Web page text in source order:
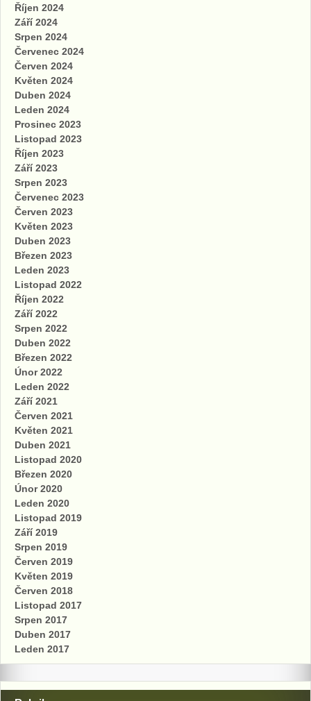
Říjen 2024
Září 2024
Srpen 2024
Červenec 2024
Červen 2024
Květen 2024
Duben 2024
Leden 2024
Prosinec 2023
Listopad 2023
Říjen 2023
Září 2023
Srpen 2023
Červenec 2023
Červen 2023
Květen 2023
Duben 2023
Březen 2023
Leden 2023
Listopad 2022
Říjen 2022
Září 2022
Srpen 2022
Duben 2022
Březen 2022
Únor 2022
Leden 2022
Září 2021
Červen 2021
Květen 2021
Duben 2021
Listopad 2020
Březen 2020
Únor 2020
Leden 2020
Listopad 2019
Září 2019
Srpen 2019
Červen 2019
Květen 2019
Červen 2018
Listopad 2017
Srpen 2017
Duben 2017
Leden 2017